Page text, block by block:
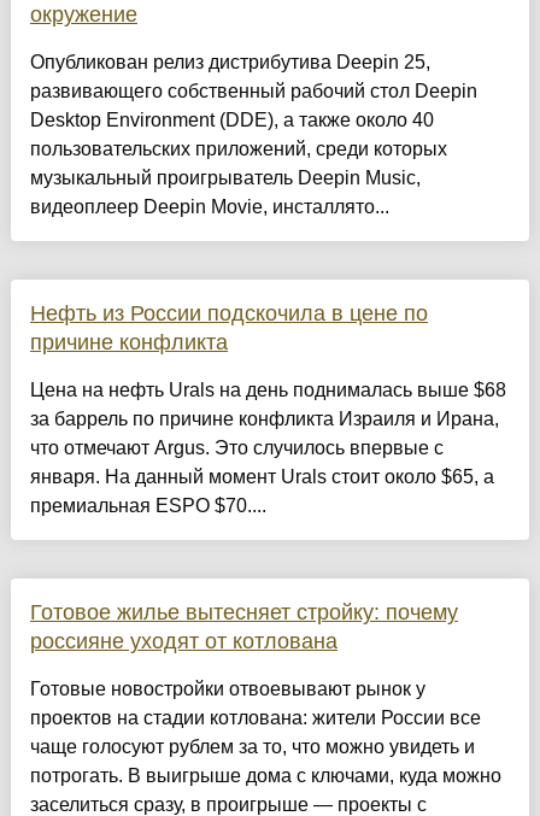
окружение
Опубликован релиз дистрибутива Deepin 25,
развивающего собственный рабочий стол Deepin
Desktop Environment (DDE), а также около 40
пользовательских приложений, среди которых
музыкальный проигрыватель Deepin Music,
видеоплеер Deepin Movie, инсталлято...
Нефть из России подскочила в цене по
причине конфликта
Цена на нефть Urals на день поднималась выше $68
за баррель по причине конфликта Израиля и Ирана,
что отмечают Argus. Это случилось впервые с
января. На данный момент Urals стоит около $65, а
премиальная ESPO $70....
Готовое жилье вытесняет стройку: почему
россияне уходят от котлована
Готовые новостройки отвоевывают рынок у
проектов на стадии котлована: жители России все
чаще голосуют рублем за то, что можно увидеть и
потрогать. В выигрыше дома с ключами, куда можно
заселиться сразу, в проигрыше — проекты с